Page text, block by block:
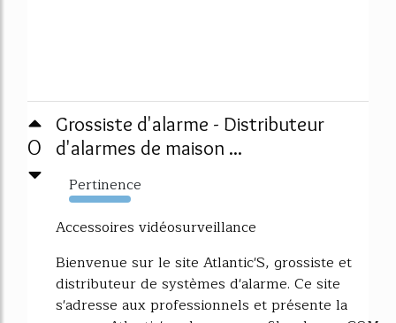
0
Grossiste d'alarme - Distributeur
d'alarmes de maison ...
Pertinence
4213%
Accessoires vidéosurveillance
Bienvenue sur le site Atlantic'S, grossiste et
distributeur de systèmes d'alarme. Ce site
s'adresse aux professionnels et présente la